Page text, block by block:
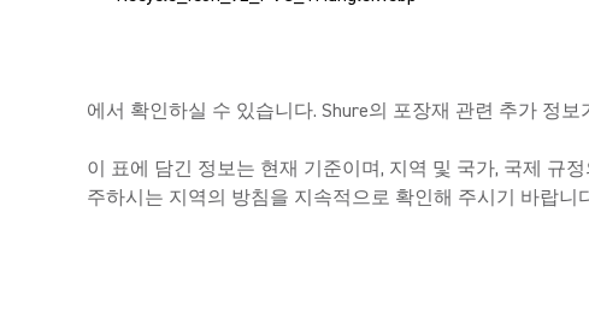
에서 확인하실 수 있습니다. Shure의 포장재 관련 추가 정
이 표에 담긴 정보는 현재 기준이며, 지역 및 국가, 국제 규
주하시는 지역의 방침을 지속적으로 확인해 주시기 바랍니